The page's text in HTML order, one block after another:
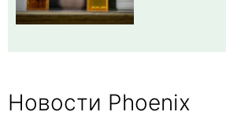
Новости Phoenix